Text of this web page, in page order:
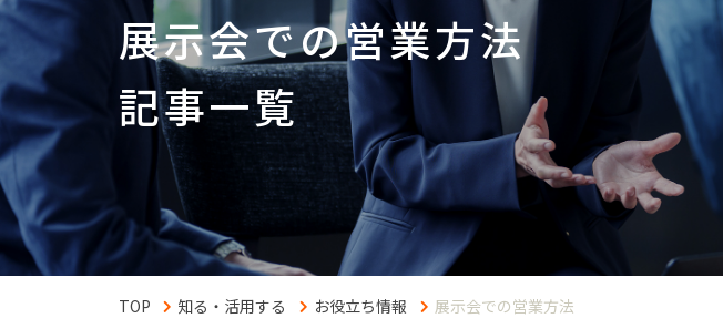
展示会での営業方法
記事一覧
知る・活用する お役立ち情報 展示会での営業方法